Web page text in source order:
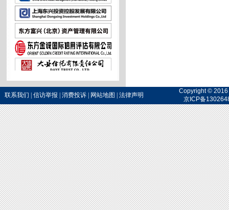
联系我们 信访举报 消费投诉 网站地图 法律声明
Copyright © 2016
京ICP备